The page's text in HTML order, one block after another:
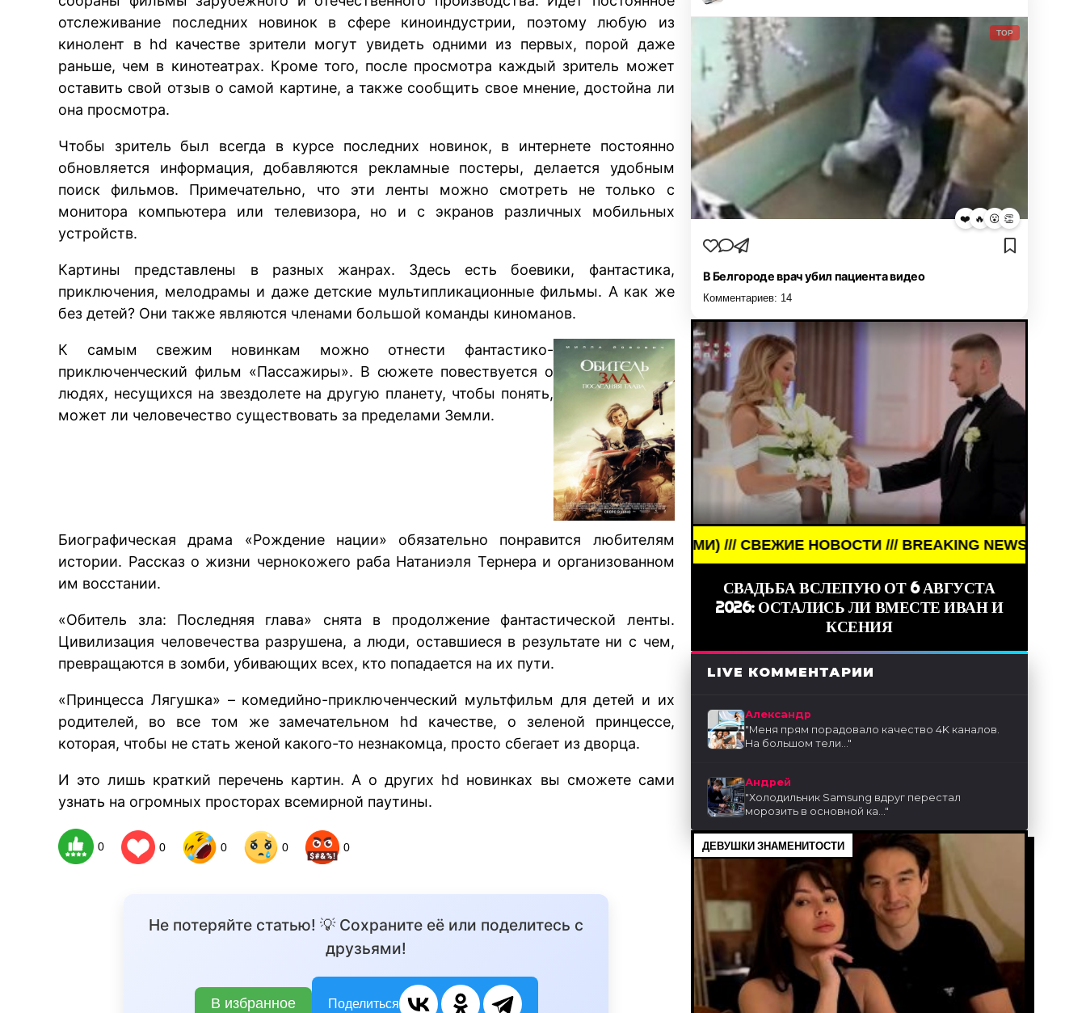
отслеживание последних новинок в сфере киноиндустрии, поэтому любую из
кинолент в hd качестве зрители могут увидеть одними из первых, порой даже
раньше, чем в кинотеатрах. Кроме того, после просмотра каждый зритель может
оставить свой отзыв о самой картине, а также сообщить свое мнение, достойна ли
она просмотра.
Чтобы зритель был всегда в курсе последних новинок, в интернете постоянно
обновляется информация, добавляются рекламные постеры, делается удобным
поиск фильмов. Примечательно, что эти ленты можно смотреть не только с
монитора компьютера или телевизора, но и с экранов различных мобильных
устройств.
Картины представлены в разных жанрах. Здесь есть боевики, фантастика,
приключения, мелодрамы и даже детские мультипликационные фильмы. А как же
без детей? Они также являются членами большой команды киноманов.
К самым свежим новинкам можно отнести фантастико-
приключенческий фильм «Пассажиры». В сюжете повествуется о
людях, несущихся на звездолете на другую планету, чтобы понять,
может ли человечество существовать за пределами Земли.
Биографическая драма «Рождение нации» обязательно понравится любителям
истории. Рассказ о жизни чернокожего раба Натаниэля Тернера и организованном
им восстании.
«Обитель зла: Последняя глава» снята в продолжение фантастической ленты.
Цивилизация человечества разрушена, а люди, оставшиеся в результате ни с чем,
превращаются в зомби, убивающих всех, кто попадается на их пути.
«Принцесса Лягушка» – комедийно-приключенческий мультфильм для детей и их
родителей, во все том же замечательном hd качестве, о зеленой принцессе,
которая, чтобы не стать женой какого-то незнакомца, просто сбегает из дворца.
И это лишь краткий перечень картин. А о других hd новинках вы сможете сами
узнать на огромных просторах всемирной паутины.
0 0 0 0 0
Не потеряйте статью! 💡 Сохраните её или поделитесь с
друзьями!
В избранное Поделиться
TOP
❤️ 🔥 😮 👏
В Белгороде врач убил пациента видео
Комментариев: 14
BREAKING NEWS /// НОВОСТИ (СМИ) /// СВЕЖИЕ НОВОСТИ /// BREAKING NEWS /// НОВОСТИ (СМИ)
СВАДЬБА ВСЛЕПУЮ ОТ 6 АВГУСТА
2026: ОСТАЛИСЬ ЛИ ВМЕСТЕ ИВАН И
КСЕНИЯ
LIVE КОММЕНТАРИИ
Александр
"Меня прям порадовало качество 4K каналов.
На большом тели..."
Андрей
"Холодильник Samsung вдруг перестал
морозить в основной ка..."
ДЕВУШКИ ЗНАМЕНИТОСТИ